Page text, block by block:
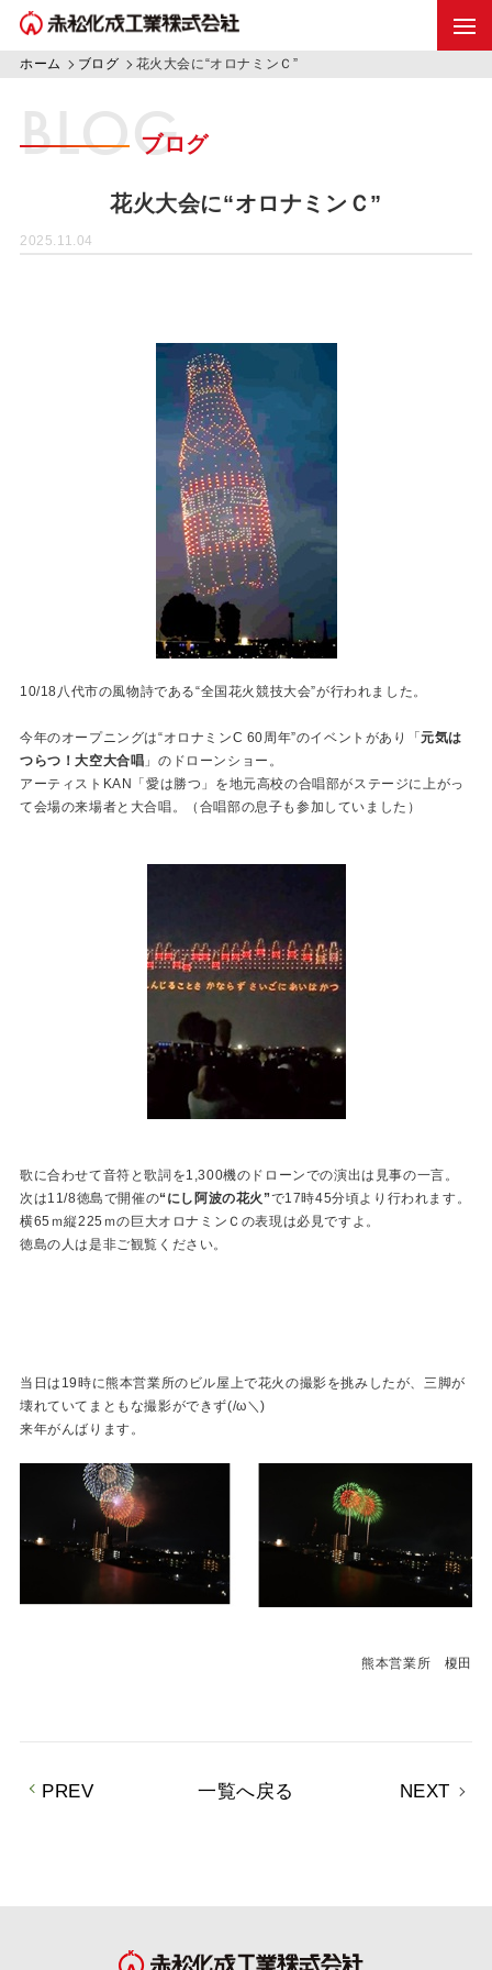
ホーム ブログ 花火大会に“オロナミンＣ”
BLOG
ブログ
花火大会に“オロナミンＣ”
2025.11.04
10/18八代市の風物詩である“全国花火競技大会”が行われました。
今年のオープニングは“オロナミンC 60周年”のイベントがあり「元気は
つらつ！大空大合唱 」のドローンショー。
アーティストKAN「愛は勝つ」を地元高校の合唱部がステージに上がっ
て会場の来場者と大合唱。（合唱部の息子も参加していました）
歌に合わせて音符と歌詞を1,300機のドローンでの演出は見事の一言。
次は11/8徳島で開催の“にし阿波の花火”で17時45分頃より行われます。
横65ｍ縦225ｍの巨大オロナミンＣの表現は必見ですよ。
徳島の人は是非ご観覧ください。
当日は19時に熊本営業所のビル屋上で花火の撮影を挑みしたが、三脚が
壊れていてまともな撮影ができず(/ω＼)
来年がんばります。
熊本営業所 榎田
PREV 一覧へ戻る NEXT